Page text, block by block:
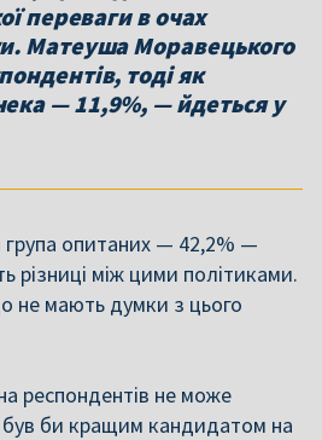
переваги в очах
Матеуша Моравецького
тоді як
— 11,9%, — йдеться у
група опитаних — 42,2% —
різниці між цими політиками.
не мають думки з цього
респондентів не може
був би кращим кандидатом на